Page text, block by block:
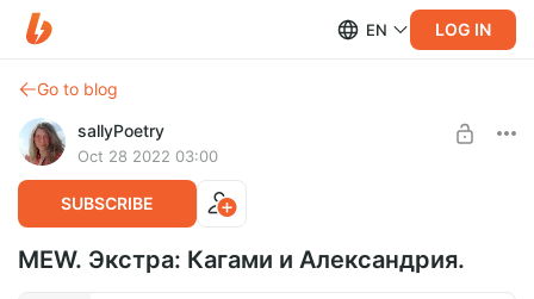
EN LOG IN
Go to blog
sallyPoetry
Oct 28 2022 03:00
SUBSCRIBE
MEW. Экстра: Кагами и Александрия.